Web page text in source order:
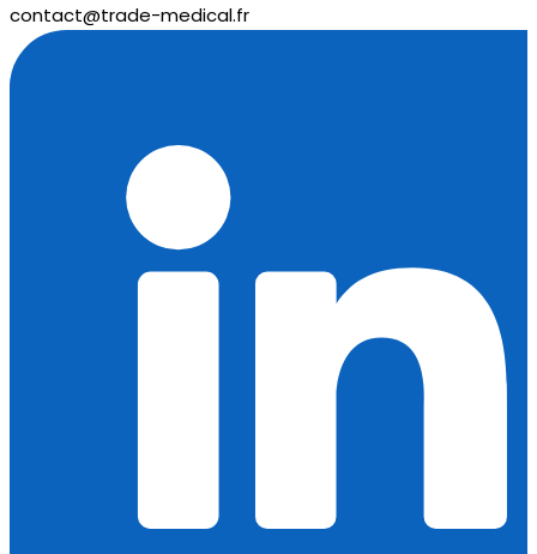
contact@trade-medical.fr